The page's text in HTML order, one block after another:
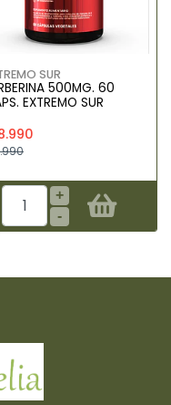
SUR
500MG. 60
EXTREMO SUR
+
-